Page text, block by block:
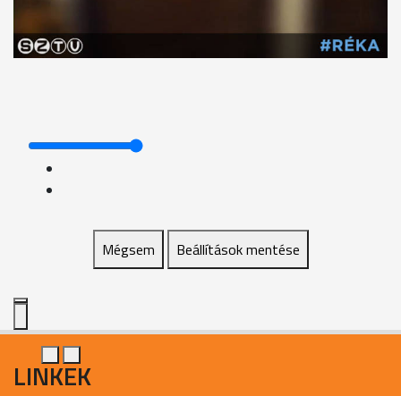
Mégsem Beállítások mentése
LINKEK